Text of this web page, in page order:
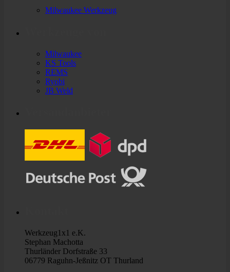
Milwaukee Werkzeug
Milwaukee
KS Tools
REMS
Ryobi
JB Weld
Werkzeug1x1 e.K.
Stephan Machotta
Thurländer Dorfstraße 33
06779 Raguhn-Jeßnitz OT Thurland